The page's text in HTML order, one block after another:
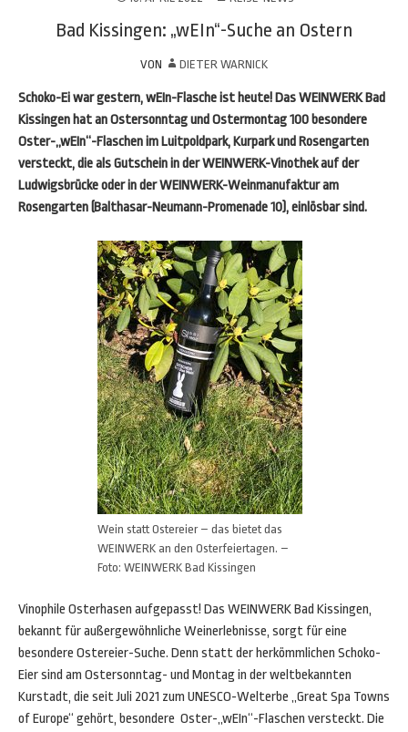
Bad Kissingen: „wEIn“-Suche an Ostern
VON DIETER WARNICK
Schoko-Ei war gestern, wEIn-Flasche ist heute! Das WEINWERK Bad
Kissingen hat an Ostersonntag und Ostermontag 100 besondere
Oster-„wEIn“-Flaschen im Luitpoldpark, Kurpark und Rosengarten
versteckt, die als Gutschein in der WEINWERK-Vinothek auf der
Ludwigsbrücke oder in der WEINWERK-Weinmanufaktur am
Rosengarten (Balthasar-Neumann-Promenade 10), einlösbar sind.
Wein statt Ostereier – das bietet das
WEINWERK an den Osterfeiertagen. –
Foto: WEINWERK Bad Kissingen
Vinophile Osterhasen aufgepasst! Das WEINWERK Bad Kissingen,
bekannt für außergewöhnliche Weinerlebnisse, sorgt für eine
besondere Ostereier-Suche. Denn statt der herkömmlichen Schoko-
Eier sind am Ostersonntag- und Montag in der weltbekannten
Kurstadt, die seit Juli 2021 zum UNESCO-Welterbe „Great Spa Towns
of Europe“ gehört, besondere Oster-„wEIn“-Flaschen versteckt. Die